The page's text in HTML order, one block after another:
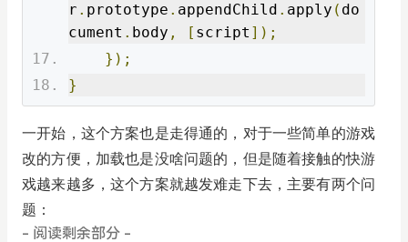
r . prototype . appendChild . apply ( do
cument . body , [ script ]);
});
}
一开始，这个方案也是走得通的，对于一些简单的游戏
改的方便，加载也是没啥问题的，但是随着接触的快游
戏越来越多，这个方案就越发难走下去，主要有两个问
题：
- 阅读剩余部分 -